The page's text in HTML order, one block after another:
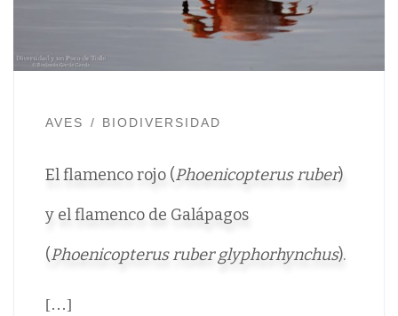
AVES BIODIVERSIDAD
El flamenco rojo (Phoenicopterus ruber)
y el flamenco de Galápagos
(Phoenicopterus ruber glyphorhynchus).
[…]